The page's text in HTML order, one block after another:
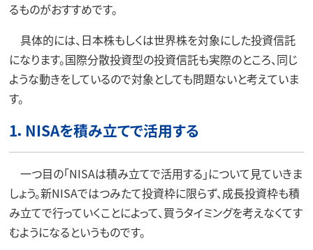
るものがおすすめです。
具体的には、日本株もしくは世界株を対象にした投資信託
になります。国際分散投資型の投資信託も実際のところ、同じ
ような動きをしているので対象としても問題ないと考えていま
す。
1．NISAを積み立てで活用する
一つ目の「NISAは積み立てで活用する」について見ていきま
しょう。新NISAではつみたて投資枠に限らず、成長投資枠も積
み立てで行っていくことによって、買うタイミングを考えなくてす
むようになるというものです。